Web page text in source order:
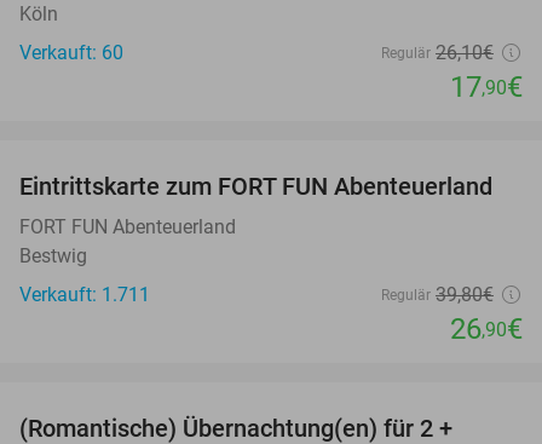
Köln
Verkauft: 60
Regulär 26,10€
17,90€
32%
Eintrittskarte zum FORT FUN Abenteuerland
FORT FUN Abenteuerland
Bestwig
Verkauft: 1.711
Regulär 39,80€
26,90€
(Romantische) Übernachtung(en) für 2 +